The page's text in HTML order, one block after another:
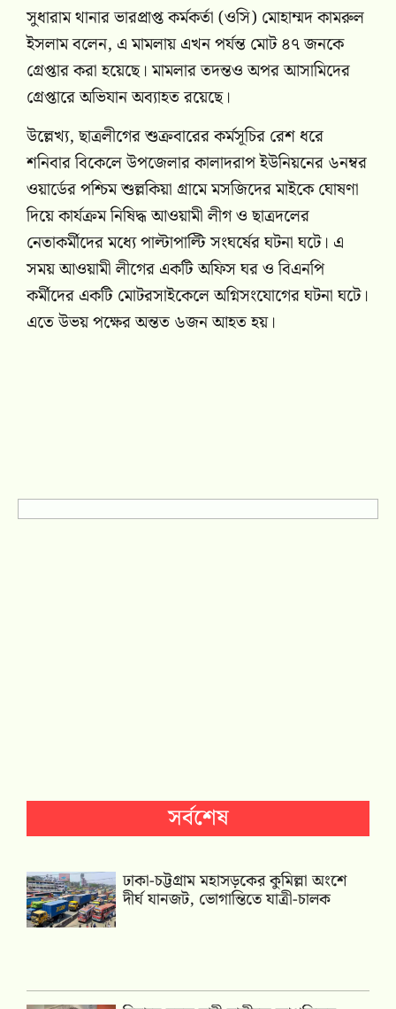
সুধারাম থানার ভারপ্রাপ্ত কর্মকর্তা (ওসি) মোহাম্মদ কামরুল
ইসলাম বলেন, এ মামলায় এখন পর্যন্ত মোট ৪৭ জনকে
গ্রেপ্তার করা হয়েছে। মামলার তদন্তও অপর আসামিদের
গ্রেপ্তারে অভিযান অব্যাহত রয়েছে।
উল্লেখ্য, ছাত্রলীগের শুক্রবারের কর্মসূচির রেশ ধরে
শনিবার বিকেলে উপজেলার কালাদরাপ ইউনিয়নের ৬নম্বর
ওয়ার্ডের পশ্চিম শুল্লকিয়া গ্রামে মসজিদের মাইকে ঘোষণা
দিয়ে কার্যক্রম নিষিদ্ধ আওয়ামী লীগ ও ছাত্রদলের
নেতাকর্মীদের মধ্যে পাল্টাপাল্টি সংঘর্ষের ঘটনা ঘটে। এ
সময় আওয়ামী লীগের একটি অফিস ঘর ও বিএনপি
কর্মীদের একটি মোটরসাইকেলে অগ্নিসংযোগের ঘটনা ঘটে।
এতে উভয় পক্ষের অন্তত ৬জন আহত হয়।
সর্বশেষ
ঢাকা-চট্টগ্রাম মহাসড়কের কুমিল্লা অংশে
দীর্ঘ যানজট, ভোগান্তিতে যাত্রী-চালক